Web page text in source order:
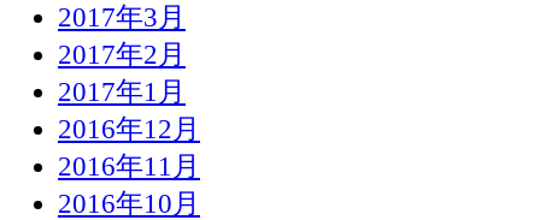
2017年3月
2017年2月
2017年1月
2016年12月
2016年11月
2016年10月